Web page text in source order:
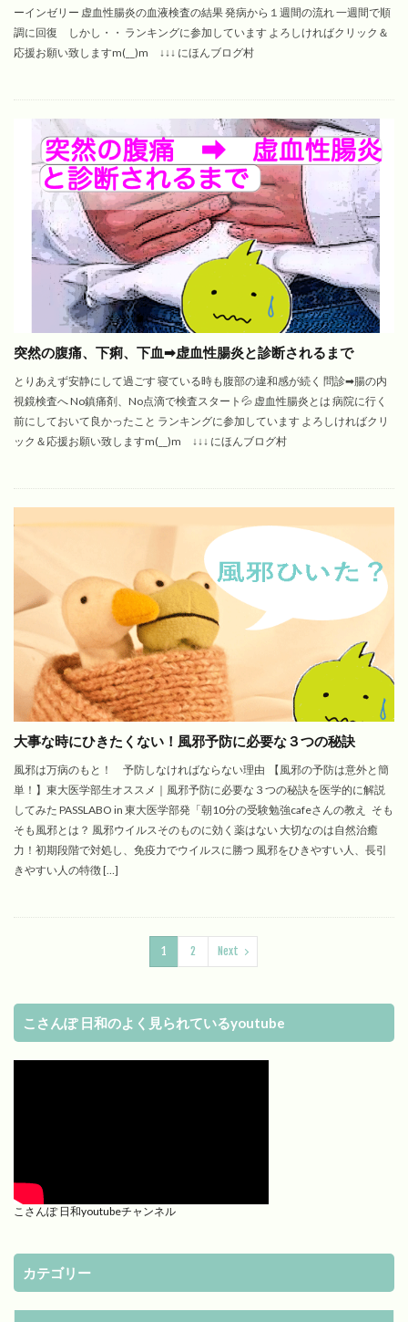
ーインゼリー 虚血性腸炎の血液検査の結果 発病から１週間の流れ 一週間で順
調に回復 しかし・・ ランキングに参加しています よろしければクリック＆
応援お願い致しますm(__)m ↓↓↓ にほんブログ村
突然の腹痛、下痢、下血➡︎虚血性腸炎と診断されるまで
とりあえず安静にして過ごす 寝ている時も腹部の違和感が続く 問診➡︎腸の内
視鏡検査へ No鎮痛剤、No点滴で検査スタート💦 虚血性腸炎とは 病院に行く
前にしておいて良かったこと ランキングに参加しています よろしければクリ
ック＆応援お願い致しますm(__)m ↓↓↓ にほんブログ村
大事な時にひきたくない！風邪予防に必要な３つの秘訣
風邪は万病のもと！ 予防しなければならない理由 【風邪の予防は意外と簡
単！】東大医学部生オススメ｜風邪予防に必要な３つの秘訣を医学的に解説
してみた PASSLABO in 東大医学部発「朝10分の受験勉強cafeさんの教え そも
そも風邪とは？ 風邪ウイルスそのものに効く薬はない 大切なのは自然治癒
力！初期段階で対処し、免疫力でウイルスに勝つ 風邪をひきやすい人、長引
きやすい人の特徴 […]
1 2 Next
こさんぽ 日和のよく見られているyoutube
こさんぽ 日和youtubeチャンネル
カテゴリー